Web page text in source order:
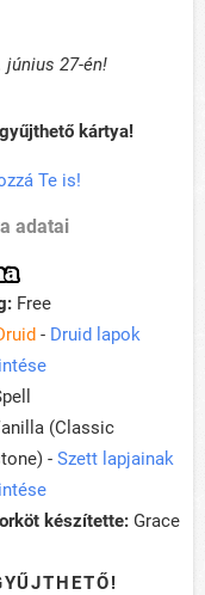
június 27-én!
kártya!
Te is!
adatai
Free
- Druid lapok
(Classic
- Szett lapjainak
készítette: Grace